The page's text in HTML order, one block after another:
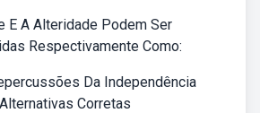
E A Alteridade Podem Ser
Respectivamente Como:
Da Independência
Corretas